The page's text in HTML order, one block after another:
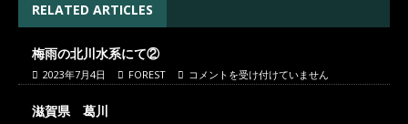
RELATED ARTICLES
梅雨の北川水系にて②
2023年7月4日 FOREST コメントを受け付けていません
滋賀県 葛川